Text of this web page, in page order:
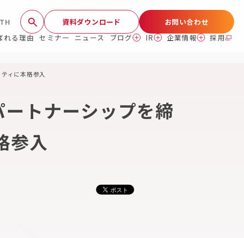
TH 資料ダウンロード
お問い合わせ
れる理由 セミナー ニュース ブログ IR 企業情報 採用
ィに本格参入
トナーシップを締
参入